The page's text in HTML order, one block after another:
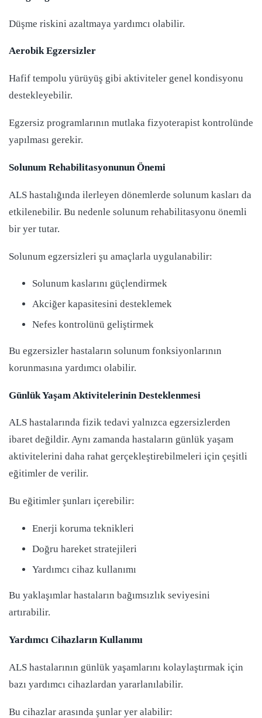
Düşme riskini azaltmaya yardımcı olabilir.
Aerobik Egzersizler
Hafif tempolu yürüyüş gibi aktiviteler genel kondisyonu
destekleyebilir.
Egzersiz programlarının mutlaka fizyoterapist kontrolünde
yapılması gerekir.
Solunum Rehabilitasyonunun Önemi
ALS hastalığında ilerleyen dönemlerde solunum kasları da
etkilenebilir. Bu nedenle solunum rehabilitasyonu önemli
bir yer tutar.
Solunum egzersizleri şu amaçlarla uygulanabilir:
Solunum kaslarını güçlendirmek
Akciğer kapasitesini desteklemek
Nefes kontrolünü geliştirmek
Bu egzersizler hastaların solunum fonksiyonlarının
korunmasına yardımcı olabilir.
Günlük Yaşam Aktivitelerinin Desteklenmesi
ALS hastalarında fizik tedavi yalnızca egzersizlerden
ibaret değildir. Aynı zamanda hastaların günlük yaşam
aktivitelerini daha rahat gerçekleştirebilmeleri için çeşitli
eğitimler de verilir.
Bu eğitimler şunları içerebilir:
Enerji koruma teknikleri
Doğru hareket stratejileri
Yardımcı cihaz kullanımı
Bu yaklaşımlar hastaların bağımsızlık seviyesini
artırabilir.
Yardımcı Cihazların Kullanımı
ALS hastalarının günlük yaşamlarını kolaylaştırmak için
bazı yardımcı cihazlardan yararlanılabilir.
Bu cihazlar arasında şunlar yer alabilir: